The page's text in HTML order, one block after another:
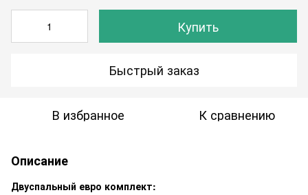
Купить
Быстрый заказ
В избранное К сравнению
Описание
Двуспальный евро комплект: